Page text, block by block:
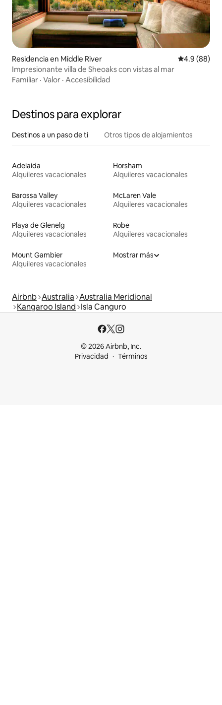
Residencia en Middle River Calificación
4.9 (88)
Impresionante villa de Sheoaks con vistas al mar
Familiar · Valor · Accesibilidad
Destinos para explorar
Destinos a un paso de ti Otros tipos de alojamientos
Adelaida
Alquileres vacacionales
Horsham
Alquileres vacacionales
Barossa Valley
Alquileres vacacionales
McLaren Vale
Alquileres vacacionales
Playa de Glenelg
Alquileres vacacionales
Robe
Alquileres vacacionales
Mount Gambier
Alquileres vacacionales
Mostrar más
Airbnb Australia Australia Meridional
Kangaroo Island Isla Canguro
© 2026 Airbnb, Inc.
Privacidad
Términos